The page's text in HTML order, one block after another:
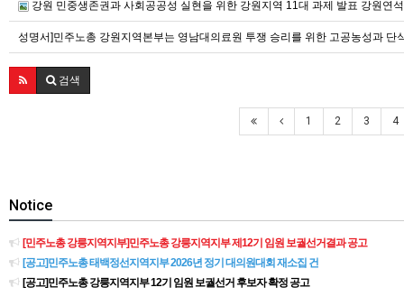
강원 민중생존권과 사회공공성 실현을 위한 강원지역 11대 과제 발표 강원연
성명서]민주노총 강원지역본부는 영남대의료원 투쟁 승리를 위한 고공농성과 단
검색
1 2 3 4
Notice
[민주노총 강릉지역지부]민주노총 강릉지역지부 제12기 임원 보궐선거결과 공고
[공고]민주노총 태백정선지역지부 2026년 정기 대의원대회 재소집 건
[공고]민주노총 강릉지역지부 12기 임원 보궐선거 후보자 확정 공고